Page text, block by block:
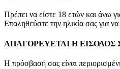
Πρέπει να είστε 18 ετών και άνω
Επαληθεύστε την ηλικία σας για να
ΑΠΑΓΟΡΕΥΕΤΑΙ Η ΕΙΣΟΔΟΣ
Η πρόσβασή σας είναι